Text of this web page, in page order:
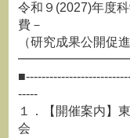
令和９(2027)年度
費－
（研究成果公開促
-----
１．【開催案内】
会